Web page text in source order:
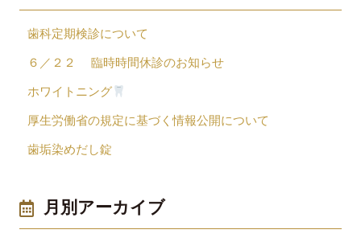
歯科定期検診について
６／２２ 臨時時間休診のお知らせ
ホワイトニング
厚生労働省の規定に基づく情報公開について
歯垢染めだし錠
月別アーカイブ